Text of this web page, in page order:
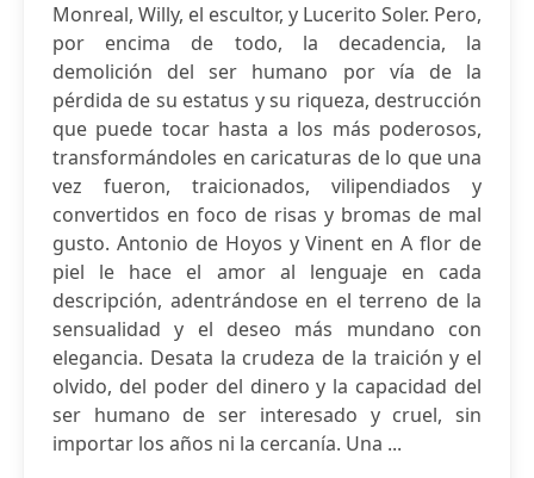
Monreal, Willy, el escultor, y Lucerito Soler. Pero,
por encima de todo, la decadencia, la
demolición del ser humano por vía de la
pérdida de su estatus y su riqueza, destrucción
que puede tocar hasta a los más poderosos,
transformándoles en caricaturas de lo que una
vez fueron, traicionados, vilipendiados y
convertidos en foco de risas y bromas de mal
gusto. Antonio de Hoyos y Vinent en A flor de
piel le hace el amor al lenguaje en cada
descripción, adentrándose en el terreno de la
sensualidad y el deseo más mundano con
elegancia. Desata la crudeza de la traición y el
olvido, del poder del dinero y la capacidad del
ser humano de ser interesado y cruel, sin
importar los años ni la cercanía. Una ...